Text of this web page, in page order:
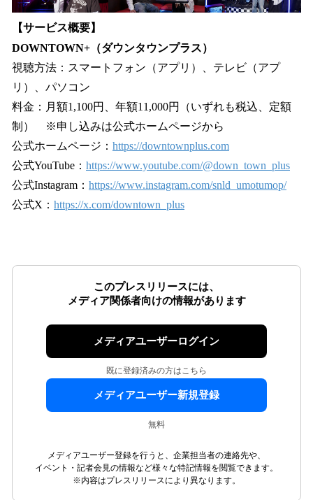
【サービス概要】
DOWNTOWN+（ダウンタウンプラス）
視聴方法：スマートフォン（アプリ）、テレビ（アプ
リ）、パソコン
料金：月額1,100円、年額11,000円（いずれも税込、定額
制） ※申し込みは公式ホームページから
公式ホームページ： https://downtownplus.com
公式YouTube： https://www.youtube.com/@down_town_plus
公式Instagram： https://www.instagram.com/snld_umotumop/
公式X： https://x.com/downtown_plus
このプレスリリースには、
メディア関係者向けの情報があります
メディアユーザーログイン
既に登録済みの方はこちら
メディアユーザー新規登録
無料
メディアユーザー登録を行うと、企業担当者の連絡先や、
イベント・記者会見の情報など様々な特記情報を閲覧できます。
※内容はプレスリリースにより異なります。